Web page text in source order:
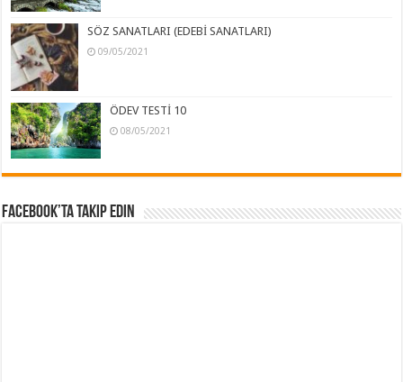
SÖZ SANATLARI (EDEBİ SANATLARI)
09/05/2021
ÖDEV TESTİ 10
08/05/2021
Facebook’ta Takip Edin